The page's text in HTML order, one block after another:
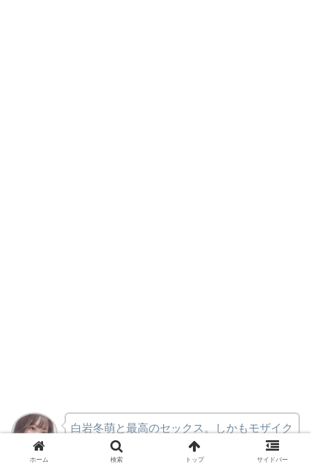
さっちん
白岩冬萌と最高のセックス。しかもモザイク
破壊か！？
ホーム 検索 トップ サイドバー